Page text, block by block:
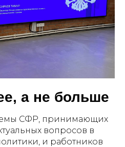
а не больше
СФР, принимающих
вопросов в
и работников